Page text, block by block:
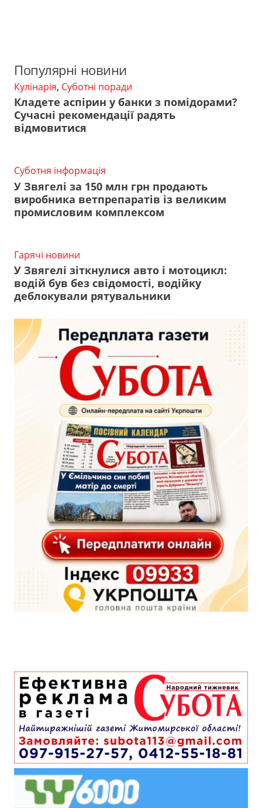
Популярні новини
Кулінарія, Суботні поради
Кладете аспірин у банки з помідорами?
Сучасні рекомендації радять
відмовитися
Суботня інформація
У Звягелі за 150 млн грн продають
виробника ветпрепаратів із великим
промисловим комплексом
Гарячі новини
У Звягелі зіткнулися авто і мотоцикл:
водій був без свідомості, водійку
деблокували рятувальники